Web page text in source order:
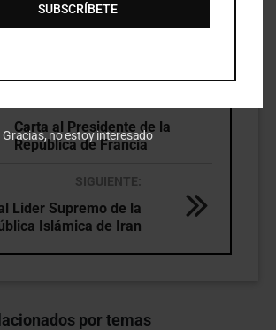
por temas
Carta al Presidente de la
República de Francia
SIGUIENTE:
Lider Supremo de la
Islámica de Iran
SUBSCRÍBETE
Gracias, no estoy interesado